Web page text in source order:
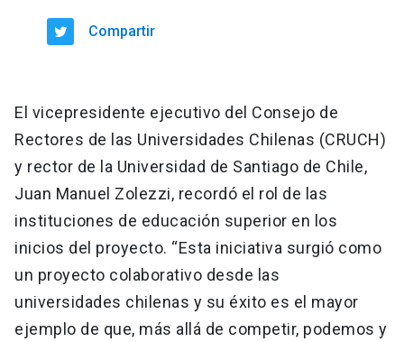
Compartir
El vicepresidente ejecutivo del Consejo de
Rectores de las Universidades Chilenas (CRUCH)
y rector de la Universidad de Santiago de Chile,
Juan Manuel Zolezzi, recordó el rol de las
instituciones de educación superior en los
inicios del proyecto. “Esta iniciativa surgió como
un proyecto colaborativo desde las
universidades chilenas y su éxito es el mayor
ejemplo de que, más allá de competir, podemos y